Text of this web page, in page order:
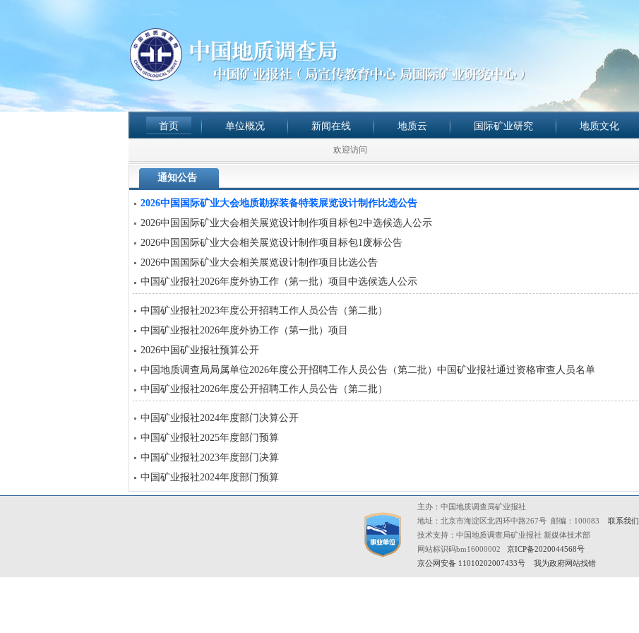
首页
欢迎访问
单位概况 新闻在线 地质云 国际矿业研究 地质文化
通知公告
2026中国国际矿业大会地质勘探装备特装展览设计制作比选公告
2026中国国际矿业大会相关展览设计制作项目标包2中选候选人公示
2026中国国际矿业大会相关展览设计制作项目标包1废标公告
2026中国国际矿业大会相关展览设计制作项目比选公告
中国矿业报社2026年度外协工作（第一批）项目中选候选人公示
中国矿业报社2023年度公开招聘工作人员公告（第二批）
中国矿业报社2026年度外协工作（第一批）项目
2026中国矿业报社预算公开
中国地质调查局局属单位2026年度公开招聘工作人员公告（第二批）中国矿业报社通过资格审查人员名单
中国矿业报社2026年度公开招聘工作人员公告（第二批）
中国矿业报社2024年度部门决算公开
中国矿业报社2025年度部门预算
中国矿业报社2023年度部门决算
中国矿业报社2024年度部门预算
主办：中国地质调查局矿业报社
地址：北京市海淀区北四环中路267号 邮编：100083 联系我们
技术支持：中国地质调查局矿业报社 新媒体技术部
网站标识码bm16000002 京ICP备2020044568号
京公网安备 11010202007433号
我为政府网站找错